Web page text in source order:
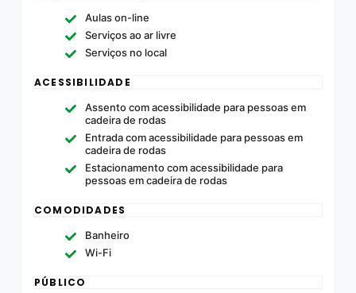
Aulas on-line
Serviços ao ar livre
Serviços no local
ACESSIBILIDADE
Assento com acessibilidade para pessoas em
cadeira de rodas
Entrada com acessibilidade para pessoas em
cadeira de rodas
Estacionamento com acessibilidade para
pessoas em cadeira de rodas
COMODIDADES
Banheiro
Wi-Fi
PÚBLICO